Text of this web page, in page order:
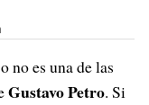
o no es una de las
Gustavo Petro. Si